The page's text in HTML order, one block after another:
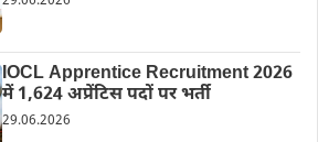
IOCL Apprentice Recruitment 2026
में 1,624 अप्रेंटिस पदों पर भर्ती
29.06.2026